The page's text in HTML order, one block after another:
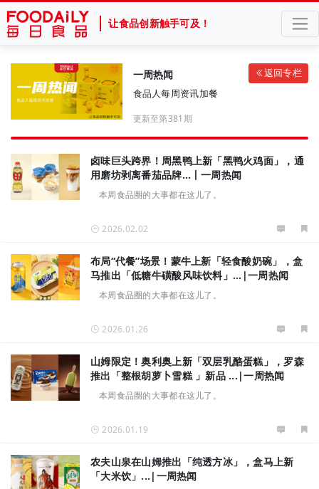
让食品创新触手可及！
返回专栏
一周热闻
食品人每周资讯加餐
更新至第381期
卤味巨头跨界！周黑鸭上新「黑鸭火鸡面」，通
用磨坊剥离番茄品牌…丨一周热闻
本周食品圈的大事都在这儿了。
2026.02.02
布局“代餐”场景！蒙牛上新「轻食酸奶碗」，盒
马推出「低糖牛磺酸风味饮料」...|一周热闻
本周食品圈的大事都在这儿了。
2026.01.26
山姆限定！奥利奥上新「双层乳酪蛋糕」，罗森
推出「整根胡萝卜雪糕 」新品 ...|一周热闻
本周食品圈的大事都在这儿了。
2026.01.19
农夫山泉在山姆推出「纯透方冰」，盒马上新
「大米饮」...|一周热闻